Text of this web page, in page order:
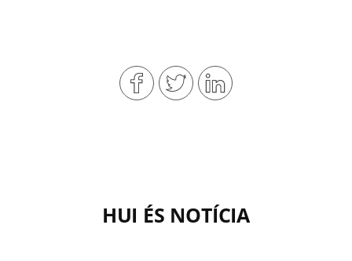
HUI ÉS NOTÍCIA